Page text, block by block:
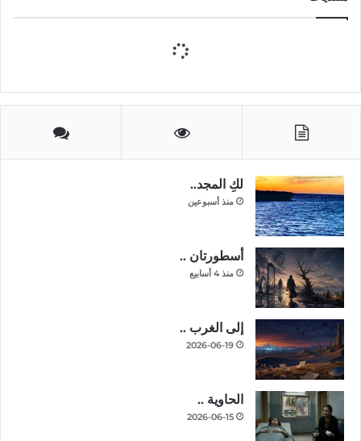
لكِ المجد..
منذ أسبوعين
أسطورتان ..
منذ 4 أسابيع
إلى الغرب ..
2026-06-19
الحاوية ..
2026-06-15